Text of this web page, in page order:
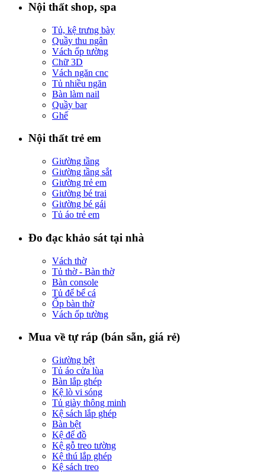
Nội thất shop, spa
Tủ, kệ trưng bày
Quầy thu ngân
Vách ốp tường
Chữ 3D
Vách ngăn cnc
Tủ nhiều ngăn
Bàn làm nail
Quầy bar
Ghế
Nội thất trẻ em
Giường tầng
Giường tầng sắt
Giường trẻ em
Giường bé trai
Giường bé gái
Tủ áo trẻ em
Đo đạc khảo sát tại nhà
Vách thờ
Tủ thờ - Bàn thờ
Bàn console
Tủ để bể cá
Ốp bàn thờ
Vách ốp tường
Mua về tự ráp (bán sẵn, giá rẻ)
Giường bệt
Tủ áo cửa lùa
Bàn lắp ghép
Kệ lò vi sóng
Tủ giày thông minh
Kệ sách lắp ghép
Bàn bệt
Kệ để đồ
Kệ gỗ treo tường
Kệ thú lắp ghép
Kệ sách treo